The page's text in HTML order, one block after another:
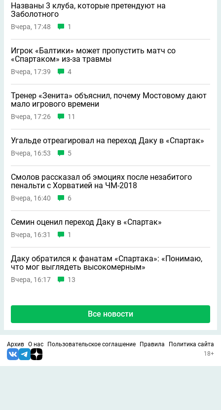
Названы 3 клуба, которые претендуют на
Заболотного
Вчера, 17:48 1
Игрок «Балтики» может пропустить матч со
«Спартаком» из-за травмы
Вчера, 17:39 4
Тренер «Зенита» объяснил, почему Мостовому дают
мало игрового времени
Вчера, 17:26 11
Угальде отреагировал на переход Даку в «Спартак»
Вчера, 16:53 5
Смолов рассказал об эмоциях после незабитого
пенальти с Хорватией на ЧМ-2018
Вчера, 16:40 6
Семин оценил переход Даку в «Спартак»
Вчера, 16:31 1
Даку обратился к фанатам «Спартака»: «Понимаю,
что мог выглядеть высокомерным»
Вчера, 16:17 13
Все новости
Архив О нас Пользовательское соглашение Правила
Политика сайта
18+